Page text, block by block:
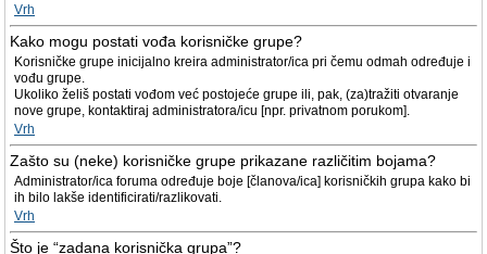
Vrh
Kako mogu postati vođa korisničke grupe?
Korisničke grupe inicijalno kreira administrator/ica pri čemu odmah određuje i
vođu grupe.
Ukoliko želiš postati vođom već postojeće grupe ili, pak, (za)tražiti otvaranje
nove grupe, kontaktiraj administratora/icu [npr. privatnom porukom].
Vrh
Zašto su (neke) korisničke grupe prikazane različitim bojama?
Administrator/ica foruma određuje boje [članova/ica] korisničkih grupa kako bi
ih bilo lakše identificirati/razlikovati.
Vrh
Što je “zadana korisnička grupa”?